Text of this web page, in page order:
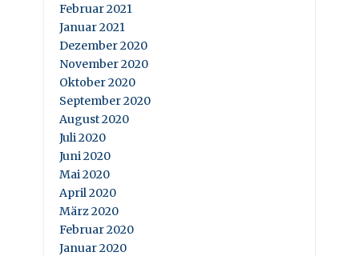
Februar 2021
Januar 2021
Dezember 2020
November 2020
Oktober 2020
September 2020
August 2020
Juli 2020
Juni 2020
Mai 2020
April 2020
März 2020
Februar 2020
Januar 2020